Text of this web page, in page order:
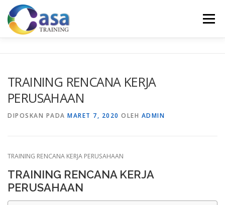
Lompat
konten
Menu
KONTAK KAMI SERTIFIKASI
TRAINING RENCANA KERJA
PERUSAHAAN
DIPOSKAN PADA MARET 7, 2020 OLEH ADMIN
TRAINING RENCANA KERJA PERUSAHAAN
TRAINING RENCANA KERJA
PERUSAHAAN